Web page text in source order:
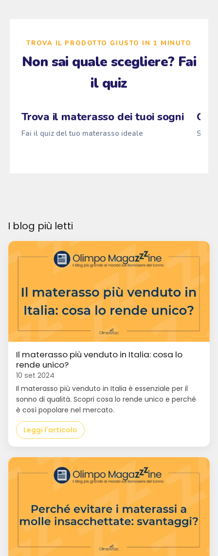
TROVA IL PRODOTTO GIUSTO IN 1 MINUTO
Non sai quale scegliere? Fai
il quiz
Trova il materasso dei tuoi sogni
Fai il quiz del tuo materasso ideale
I blog più letti
Il materasso più venduto in Italia: cosa lo
rende unico?
10 set 2024
Il materasso più venduto in Italia è essenziale per il
sonno di qualità. Scopri cosa lo rende unico e perché
è così popolare nel mercato.
Leggi l'articolo